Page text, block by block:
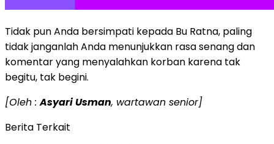
Tidak pun Anda bersimpati kepada Bu Ratna, paling
tidak janganlah Anda menunjukkan rasa senang dan
komentar yang menyalahkan korban karena tak
begitu, tak begini.
[Oleh :Asyari Usman, wartawan senior]
Berita Terkait